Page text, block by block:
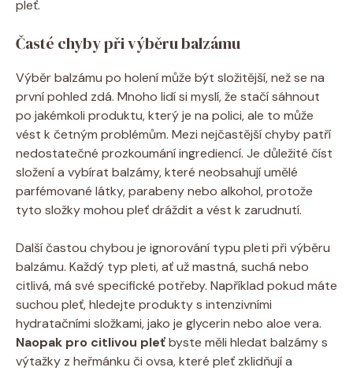
pleť.
Časté chyby při výběru balzámu
Výběr balzámu po holení může být složitější, než se na
první pohled zdá. Mnoho lidí si myslí, že stačí sáhnout
po jakémkoli produktu, který je na polici, ale to může
vést k četným problémům. Mezi nejčastější chyby patří
nedostatečné prozkoumání ingrediencí. Je důležité číst
složení a vybírat balzámy, které neobsahují umělé
parfémované látky, parabeny nebo alkohol, protože
tyto složky mohou pleť dráždit a vést k zarudnutí.
Další častou chybou je ignorování typu pleti při výběru
balzámu. Každý typ pleti, ať už mastná, suchá nebo
citlivá, má své specifické potřeby. Například pokud máte
suchou pleť, hledejte produkty s intenzivními
hydratačními složkami, jako je glycerin nebo aloe vera.
Naopak pro citlivou pleťbyste měli hledat balzámy s
výtažky z heřmánku či ovsa, které pleť zklidňují a